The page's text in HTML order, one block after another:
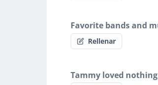
Favorite bands and
Rellenar
Tammy loved